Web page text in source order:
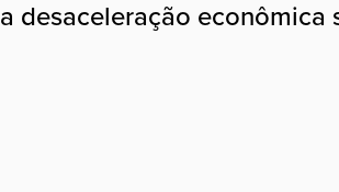
desaceleração econômica